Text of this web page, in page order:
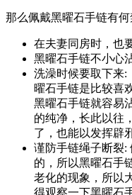
那么佩戴黑曜石手链有
在夫妻同房时，也
黑曜石手链不小心
洗澡时候要取下来
曜石手链是比较喜
黑曜石手链就容易
的纯净，长此以往
了，也能以发挥辟
谨防手链绳子断裂:
的，所以黑曜石手
老化的现象，所以